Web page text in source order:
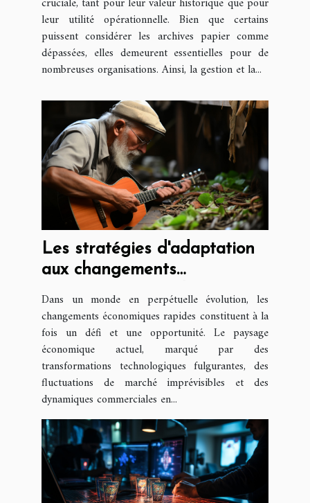
leur utilité opérationnelle. Bien que certains
puissent considérer les archives papier comme
dépassées, elles demeurent essentielles pour de
nombreuses organisations. Ainsi, la gestion et la...
Les stratégies d'adaptation
aux changements
Dans un monde en perpétuelle évolution, les
changements économiques rapides constituent à la
fois un défi et une opportunité. Le paysage
économique actuel, marqué par des
transformations technologiques fulgurantes, des
fluctuations de marché imprévisibles et des
dynamiques commerciales en...